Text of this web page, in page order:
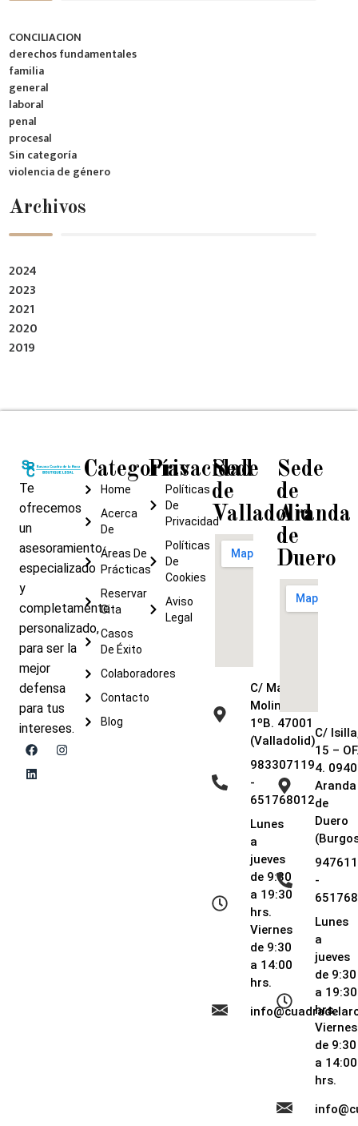
CONCILIACION
derechos fundamentales
familia
general
laboral
penal
procesal
Sin categoría
violencia de género
Archivos
2024
2023
2021
2020
2019
Te
ofrecemos
un
asesoramiento
especializado
y
completamente
personalizado,
para ser la
mejor
defensa
para tus
intereses.
Categorías
Home
Acerca
De
Áreas De
Prácticas
Reservar
Cita
Casos
De Éxito
Colaboradores
Contacto
Blog
Privacidad
Políticas
De
Privacidad
Políticas
De
Cookies
Aviso
Legal
Sede
de
Valladolid
C/ María de
Molina, 9 –
1ºB. 47001
(Valladolid)
983307119
-
651768012
Lunes
a
jueves
de 9:30
a 19:30
hrs.
Viernes
de 9:30
a 14:00
hrs.
Sede
de
Aranda
de
Duero
C/
15 –
4.
Aranda
de
Duero
-
Lunes
a
jueves
de 9:30
a 19:30
hrs.
Viernes
de 9:30
a 14:00
hrs.